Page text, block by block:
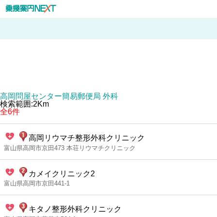
高岡問屋センター簡易郵便局 外科
検索範囲:2Km
全6件
高岡リウマチ整形外科クリニック
富山県高岡市京田473 本荘リウマチクリニック
カメイクリニック2
富山県高岡市京田441-1
キタノ整形外科クリニック